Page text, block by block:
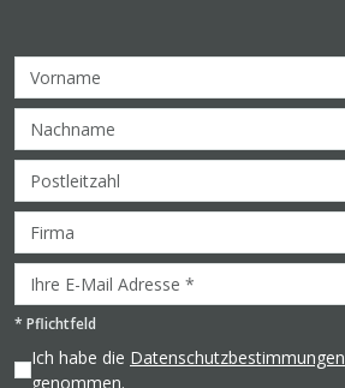
* Pflichtfeld
Ich habe die Datenschutzbestimmungen
genommen.